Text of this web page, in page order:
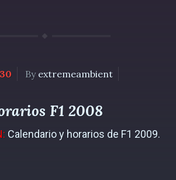
By extremeambient
F1 2008
Calendario y horarios de F1 2009.